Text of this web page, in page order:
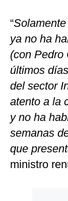
“
ya no ha
(con Pedro
últimos
del sector
atento a la
y no ha
semanas
que
ministro